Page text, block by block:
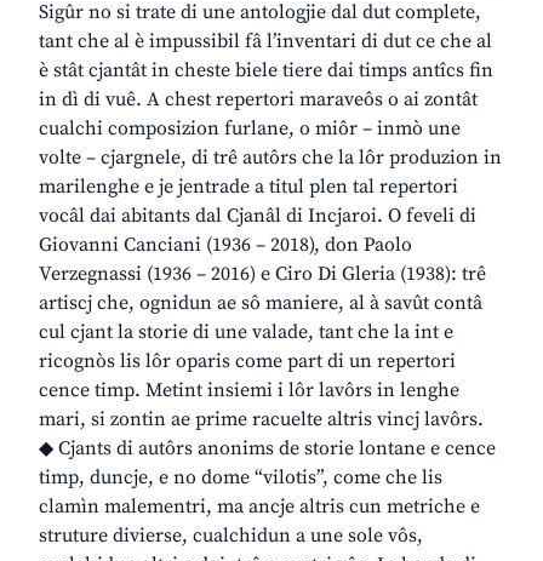
Sigûr no si trate di une antologjie dal dut complete,
tant che al è impussibil fâ l’inventari di dut ce che al
è stât cjantât in cheste biele tiere dai timps antîcs fin
in dì di vuê. A chest repertori maraveôs o ai zontât
cualchi composizion furlane, o miôr – inmò une
volte – cjargnele, di trê autôrs che la lôr produzion in
marilenghe e je jentrade a titul plen tal repertori
vocâl dai abitants dal Cjanâl di Incjaroi. O feveli di
Giovanni Canciani (1936 – 2018), don Paolo
Verzegnassi (1936 – 2016) e Ciro Di Gleria (1938): trê
artiscj che, ognidun ae sô maniere, al à savût contâ
cul cjant la storie di une valade, tant che la int e
ricognòs lis lôr oparis come part di un repertori
cence timp. Metint insiemi i lôr lavôrs in lenghe
mari, si zontin ae prime racuelte altris vincj lavôrs.
◆ Cjants di autôrs anonims de storie lontane e cence
timp, duncje, e no dome “vilotis”, come che lis
clamìn malementri, ma ancje altris cun metriche e
struture divierse, cualchidun a une sole vôs,